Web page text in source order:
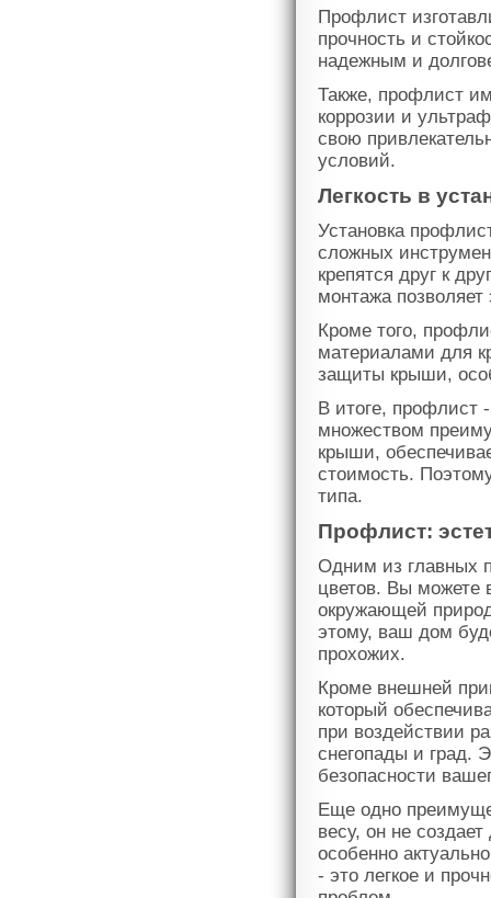
Профлист
прочность и
надежным и
Также, профлист
коррозии и
свою
условий.
Легкость в
Установка
сложных
крепятся друг к
монтажа
Кроме того,
материалами для
защиты крыши,
В итоге, профлист
множеством
крыши,
стоимость.
типа.
Профлист:
Одним из главных
цветов. Вы можете
окружающей
этому, ваш дом
прохожих.
Кроме внешней
который
при воздействии
снегопады и град.
безопасности
Еще одно
весу, он не
особенно
- это легкое и